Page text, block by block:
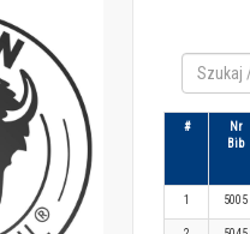
#
Nr
Bib
1 5005